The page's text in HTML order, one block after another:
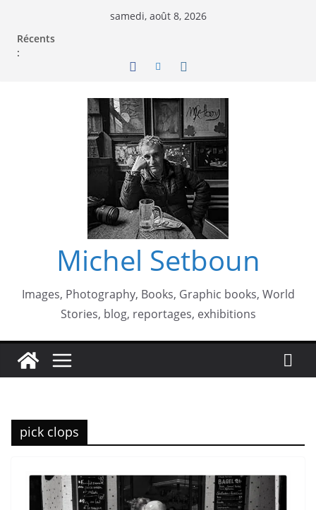
samedi, août 8, 2026
Récents
:
Michel Setboun
Images, Photography, Books, Graphic books, World
Stories, blog, reportages, exhibitions
pick clops